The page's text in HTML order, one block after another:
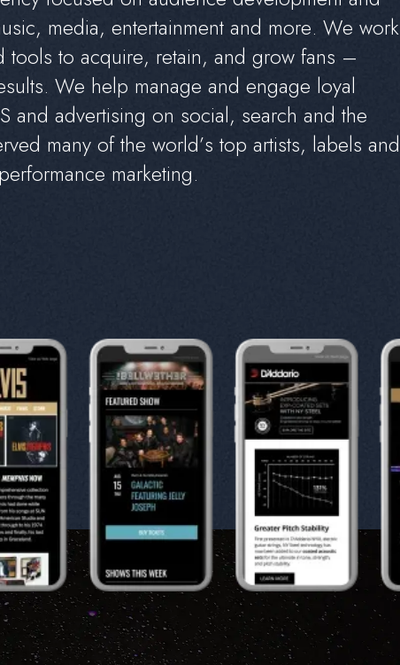
usic, media, entertainment and more. We work
tools to acquire, retain, and grow fans –
sults. We help manage and engage loyal
S and advertising on social, search and the
rved many of the world’s top artists, labels and
performance marketing.